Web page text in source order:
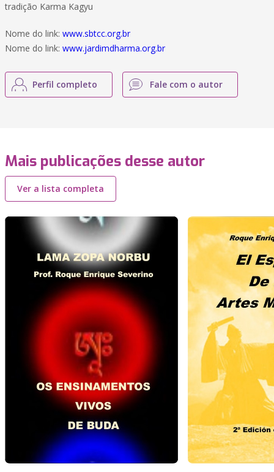
tradição Karma Kagyu
Nome do link: www.sbtcc.org.br
Nome do link: www.jardimdharma.org.br
Perfil completo Fale com o autor
Mais publicações desse autor
Ver a lista completa